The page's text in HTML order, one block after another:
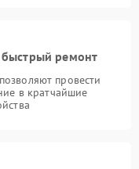
быстрый ремонт
провести
в кратчайшие